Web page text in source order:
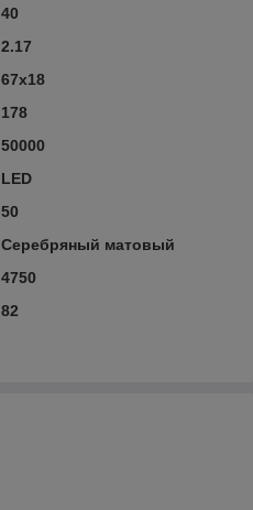
40
2.17
67х18
178
50000
LED
50
Серебряный матовый
4750
82